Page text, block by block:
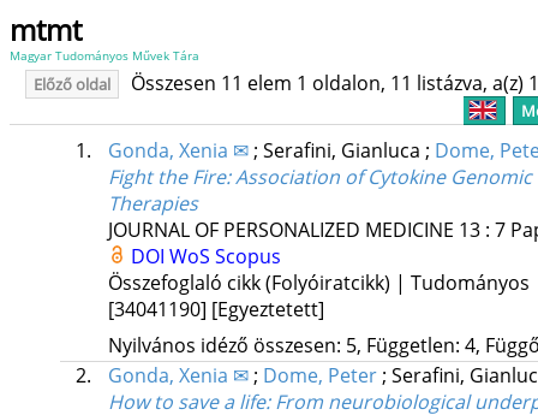
mtmt
Magyar Tudományos Művek Tára
Előző oldal Összesen 11 elem 1 oldalon, 11 listázva, a(z)
1. Gonda, Xenia ✉; Serafini, Gianluca ; Dome,
Fight the Fire: Association of Cytokine
Therapies
JOURNAL OF PERSONALIZED MEDICINE 13: 7
DOI WoS Scopus
Összefoglaló cikk (Folyóiratcikk) | Tudományos
[34041190] [Egyeztetett]
Nyilvános idéző összesen: 5, Független: 4,
2.
Gonda, Xenia ✉; Dome, Peter; Serafini,
How to save a life: From neurobiological